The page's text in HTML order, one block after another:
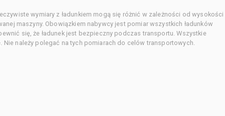
wymiary z ładunkiem mogą się różnić w zależności od wysokości
maszyny. Obowiązkiem nabywcy jest pomiar wszystkich ładunków
się, że ładunek jest bezpieczny podczas transportu. Wszystkie
należy polegać na tych pomiarach do celów transportowych.